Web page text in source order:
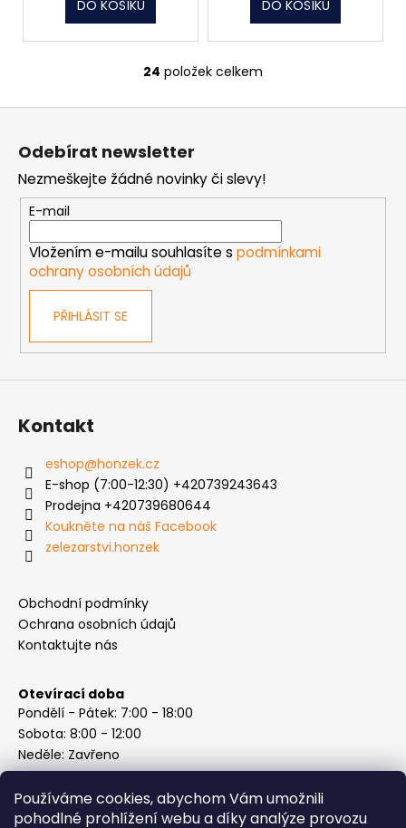
Používáme cookies, abychom Vám umožnili
pohodlné prohlížení webu a díky analýze provozu
DO KOŠÍKU DO KOŠÍKU
O
v
a
c
í
p
r
ý
p
24 položek celkem
Odebírat newsletter
Nezmeškejte žádné novinky či slevy!
E-mail
Vložením e-mailu souhlasíte s podmínkami
ochrany osobních údajů
PŘIHLÁSIT SE
Kontakt
eshop@honzek.cz
E-shop (7:00-12:30) +420739243643
Prodejna +420739680644
Koukněte na náš Facebook
zelezarstvi.honzek
Obchodní podmínky
Ochrana osobních údajů
Kontaktujte nás
Otevírací doba
Pondělí - Pátek: 7:00 - 18:00
Sobota: 8:00 - 12:00
Neděle: Zavřeno